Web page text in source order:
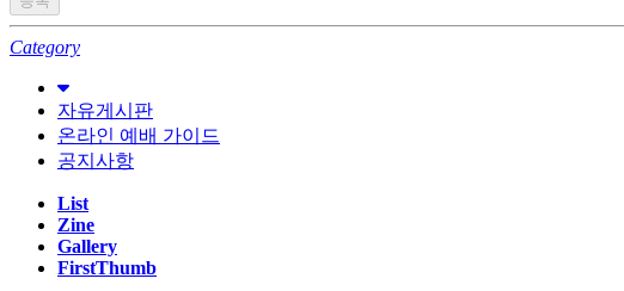
Category
자유게시판
온라인 예배 가이드
공지사항
List
Zine
Gallery
FirstThumb